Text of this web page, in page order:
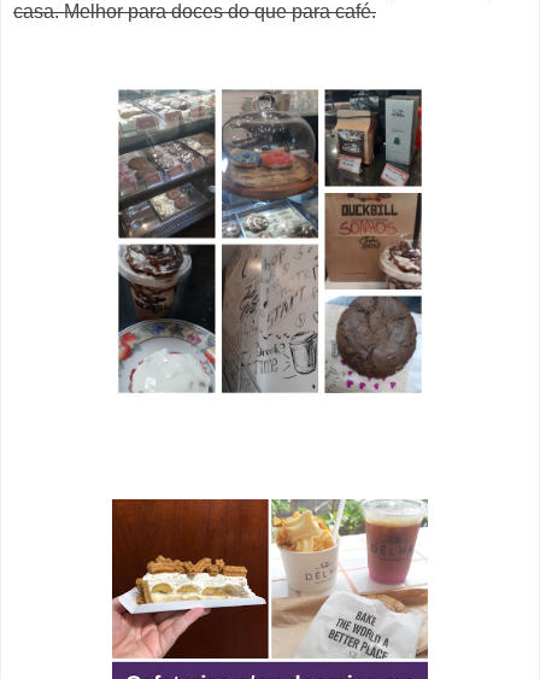
casa. Melhor para doces do que para café.